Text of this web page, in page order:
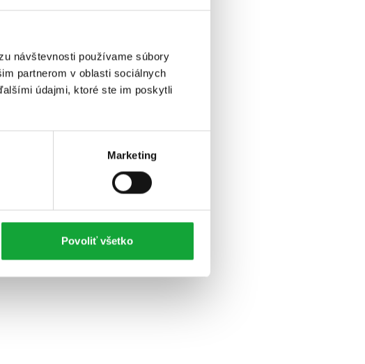
návštevnosti používame súbory
partnerom v oblasti sociálnych
údajmi, ktoré ste im poskytli
Marketing
Povoliť všetko